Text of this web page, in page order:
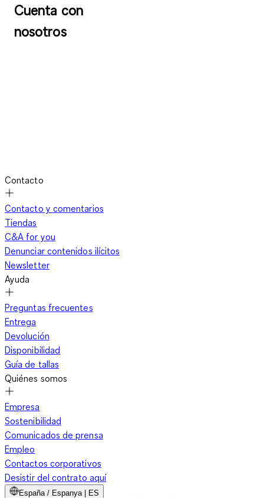
Cuenta con
nosotros
Contacto
Contacto y comentarios
Tiendas
C&A for you
Denunciar contenidos ilícitos
Newsletter
Ayuda
Preguntas frecuentes
Entrega
Devolución
Disponibilidad
Guía de tallas
Quiénes somos
Empresa
Sostenibilidad
Comunicados de prensa
Empleo
Contactos corporativos
Desistir del contrato aquí
España / Espanya | ES